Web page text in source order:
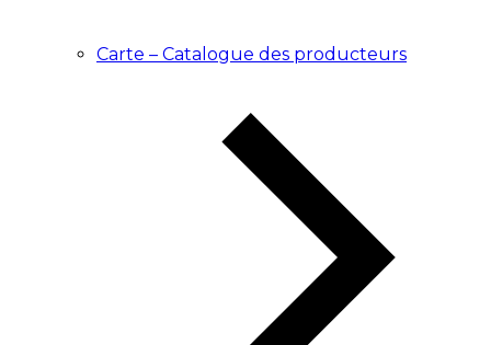
Carte – Catalogue des producteurs